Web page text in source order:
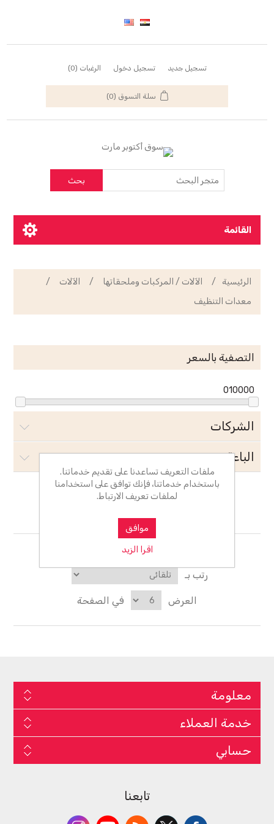
تسجيل جديد تسجيل دخول الرغبات (0)
سلة التسوق (0)
بحث
القائمة
الرئيسية / الآلات / المركبات وملحقاتها / الآلات
/
معدات التنظيف
التصفية بالسعر
010000
الشركات
الباعة
معدات التنظيف
رتب بـ
العرض في الصفحة
معلومة
خدمة العملاء
حسابي
تابعنا
ملفات التعريف تساعدنا على تقديم خدماتنا.
باستخدام خدماتنا، فإنك توافق على استخدامنا
لملفات تعريف الارتباط.
موافق
اقرا الزيد